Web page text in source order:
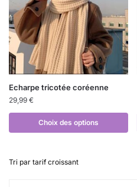
Echarpe tricotée coréenne
29,99 €
Choix des options